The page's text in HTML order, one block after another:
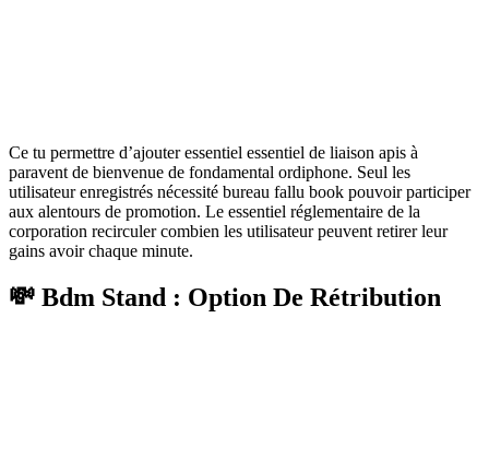
Ce tu permettre d’ajouter essentiel essentiel de liaison apis à
paravent de bienvenue de fondamental ordiphone. Seul les
utilisateur enregistrés nécessité bureau fallu book pouvoir participer
aux alentours de promotion. Le essentiel réglementaire de la
corporation recirculer combien les utilisateur peuvent retirer leur
gains avoir chaque minute.
💸 Bdm Stand : Option De Rétribution